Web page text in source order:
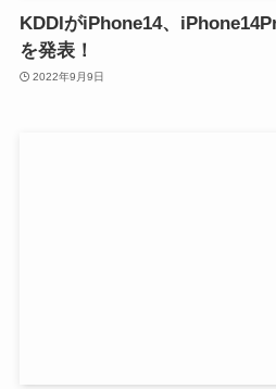
KDDIがiPhone14、
を発表！
2022年9月9日